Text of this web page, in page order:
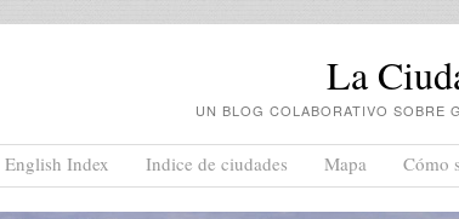
La
UN BLOG COLABORATIVO SOBRE
English Index Indice de ciudades Mapa Cómo